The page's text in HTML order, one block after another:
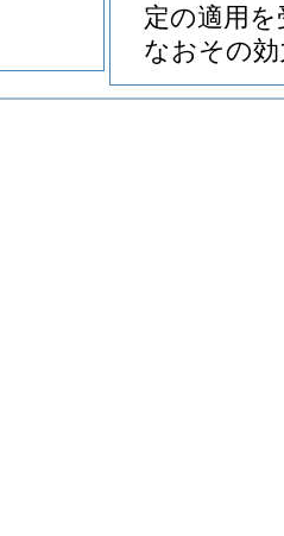
定の適用
なおその